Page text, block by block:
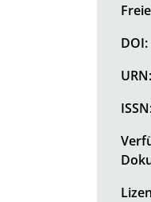
DOI:
URN: